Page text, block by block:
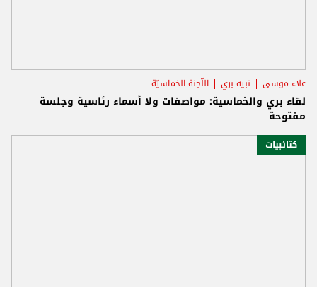
علاء موسى نبيه بري اللّجنة الخماسيّة
لقاء بري والخماسية: مواصفات ولا أسماء رئاسية وجلسة
مفتوحة
كتائبيات